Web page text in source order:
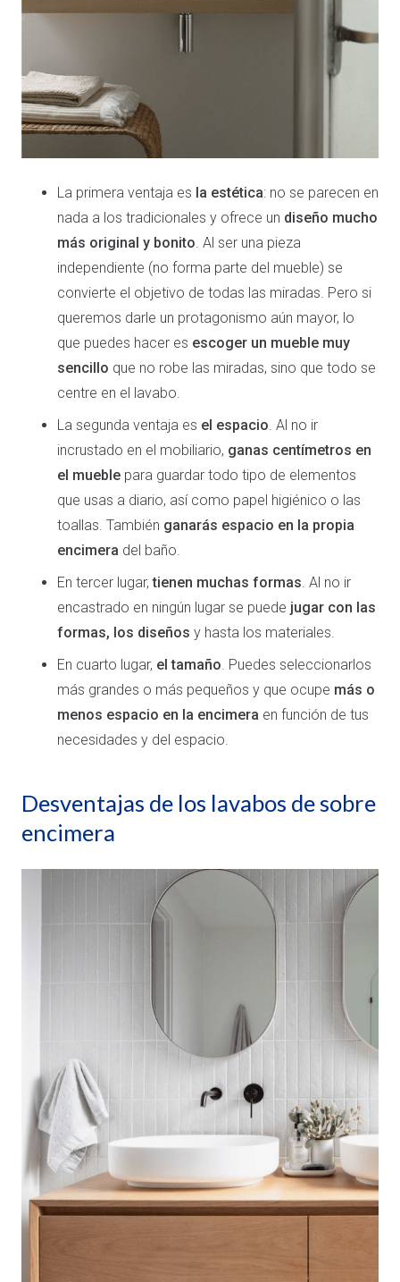
La primera ventaja es la estética: no se parecen en
nada a los tradicionales y ofrece un diseño mucho
más original y bonito. Al ser una pieza
independiente (no forma parte del mueble) se
convierte el objetivo de todas las miradas. Pero si
queremos darle un protagonismo aún mayor, lo
que puedes hacer es escoger un mueble muy
sencillo que no robe las miradas, sino que todo se
centre en el lavabo.
La segunda ventaja es el espacio. Al no ir
incrustado en el mobiliario, ganas centímetros en
el mueble para guardar todo tipo de elementos
que usas a diario, así como papel higiénico o las
toallas. También ganarás espacio en la propia
encimera del baño.
En tercer lugar,tienen muchas formas. Al no ir
encastrado en ningún lugar se puede jugar con las
formas, los diseños y hasta los materiales.
En cuarto lugar, el tamaño. Puedes seleccionarlos
más grandes o más pequeños y que ocupe más o
menos espacio en la encimera en función de tus
necesidades y del espacio.
Desventajas de los lavabos de sobre
encimera